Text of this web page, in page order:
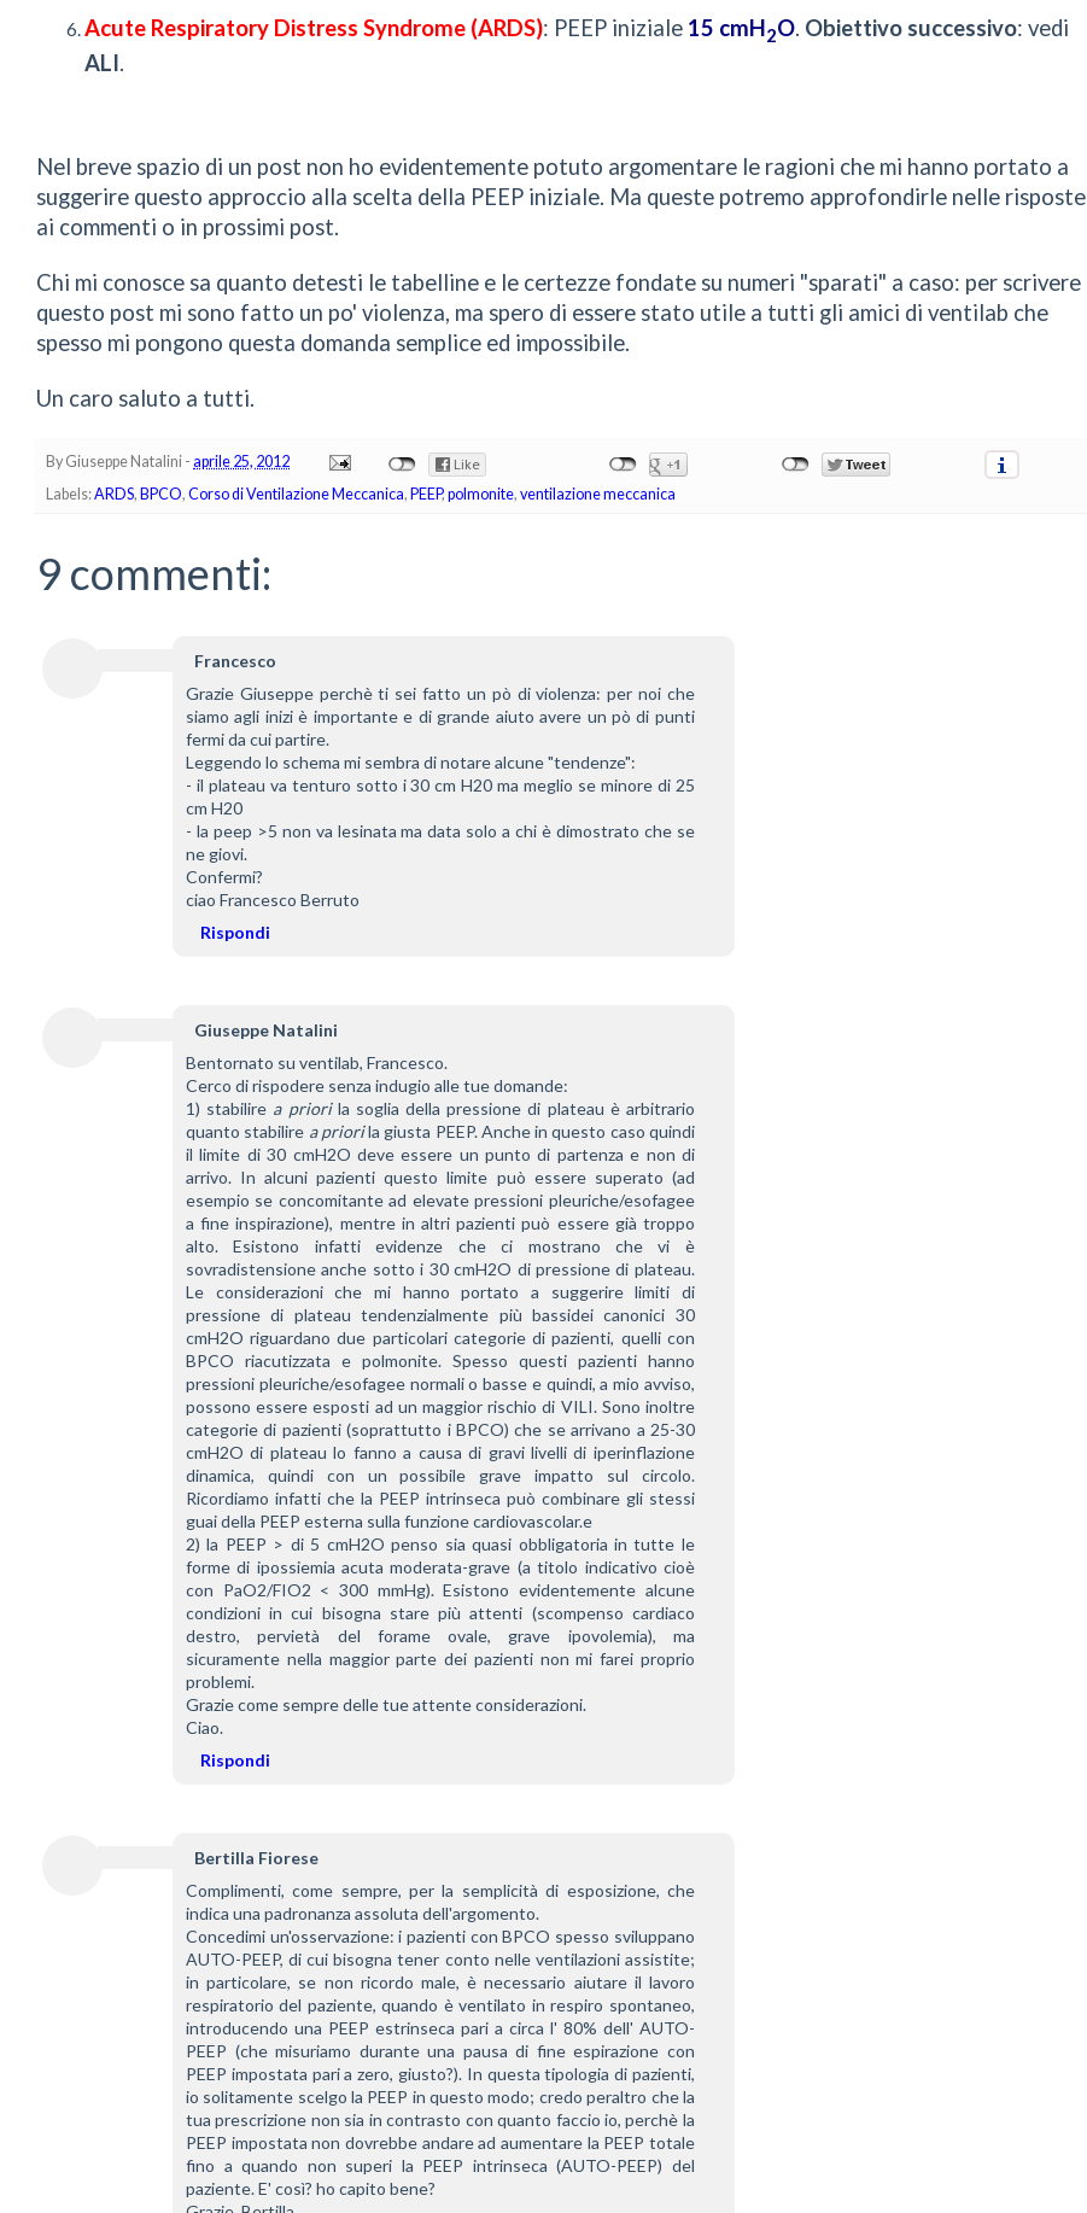
Acute Respiratory Distress Syndrome (ARDS): PEEP iniziale 15 cmH2O. Obiettivo successivo: vedi
ALI.
Nel breve spazio di un post non ho evidentemente potuto argomentare le ragioni che mi hanno portato a
suggerire questo approccio alla scelta della PEEP iniziale. Ma queste potremo approfondirle nelle risposte
ai commenti o in prossimi post.
Chi mi conosce sa quanto detesti le tabelline e le certezze fondate su numeri "sparati" a caso: per scrivere
questo post mi sono fatto un po' violenza, ma spero di essere stato utile a tutti gli amici di ventilab che
spesso mi pongono questa domanda semplice ed impossibile.
Un caro saluto a tutti.
By Giuseppe Natalini - aprile 25, 2012
Labels:ARDS, BPCO, Corso di Ventilazione Meccanica, PEEP, polmonite, ventilazione meccanica
9 commenti:
Francesco
Grazie Giuseppe perchè ti sei fatto un pò di violenza: per noi che
siamo agli inizi è importante e di grande aiuto avere un pò di punti
fermi da cui partire.
Leggendo lo schema mi sembra di notare alcune "tendenze":
- il plateau va tenturo sotto i 30 cm H20 ma meglio se minore di 25
cm H20
- la peep >5 non va lesinata ma data solo a chi è dimostrato che se
ne giovi.
Confermi?
ciao Francesco Berruto
Rispondi
Giuseppe Natalini
Bentornato su ventilab, Francesco.
Cerco di rispodere senza indugio alle tue domande:
1) stabilire a priori la soglia della pressione di plateau è arbitrario
quanto stabilire a priori la giusta PEEP. Anche in questo caso quindi
il limite di 30 cmH2O deve essere un punto di partenza e non di
arrivo. In alcuni pazienti questo limite può essere superato (ad
esempio se concomitante ad elevate pressioni pleuriche/esofagee
a fine inspirazione), mentre in altri pazienti può essere già troppo
alto. Esistono infatti evidenze che ci mostrano che vi è
sovradistensione anche sotto i 30 cmH2O di pressione di plateau.
Le considerazioni che mi hanno portato a suggerire limiti di
pressione di plateau tendenzialmente più bassidei canonici 30
cmH2O riguardano due particolari categorie di pazienti, quelli con
BPCO riacutizzata e polmonite. Spesso questi pazienti hanno
pressioni pleuriche/esofagee normali o basse e quindi, a mio avviso,
possono essere esposti ad un maggior rischio di VILI. Sono inoltre
categorie di pazienti (soprattutto i BPCO) che se arrivano a 25-30
cmH2O di plateau lo fanno a causa di gravi livelli di iperinflazione
dinamica, quindi con un possibile grave impatto sul circolo.
Ricordiamo infatti che la PEEP intrinseca può combinare gli stessi
guai della PEEP esterna sulla funzione cardiovascolar.e
2) la PEEP > di 5 cmH2O penso sia quasi obbligatoria in tutte le
forme di ipossiemia acuta moderata-grave (a titolo indicativo cioè
con PaO2/FIO2 < 300 mmHg). Esistono evidentemente alcune
condizioni in cui bisogna stare più attenti (scompenso cardiaco
destro, pervietà del forame ovale, grave ipovolemia), ma
sicuramente nella maggior parte dei pazienti non mi farei proprio
problemi.
Grazie come sempre delle tue attente considerazioni.
Ciao.
Rispondi
Bertilla Fiorese
Complimenti, come sempre, per la semplicità di esposizione, che
indica una padronanza assoluta dell'argomento.
Concedimi un'osservazione: i pazienti con BPCO spesso sviluppano
AUTO-PEEP, di cui bisogna tener conto nelle ventilazioni assistite;
in particolare, se non ricordo male, è necessario aiutare il lavoro
respiratorio del paziente, quando è ventilato in respiro spontaneo,
introducendo una PEEP estrinseca pari a circa l' 80% dell' AUTO-
PEEP (che misuriamo durante una pausa di fine espirazione con
PEEP impostata pari a zero, giusto?). In questa tipologia di pazienti,
io solitamente scelgo la PEEP in questo modo; credo peraltro che la
tua prescrizione non sia in contrasto con quanto faccio io, perchè la
PEEP impostata non dovrebbe andare ad aumentare la PEEP totale
fino a quando non superi la PEEP intrinseca (AUTO-PEEP) del
paziente. E' così? ho capito bene?